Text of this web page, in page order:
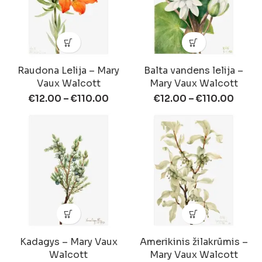
Raudona Lelija – Mary
Vaux Walcott
€12.00 –€110.00
Balta vandens lelija –
Mary Vaux Walcott
€12.00 –€110.00
Kadagys – Mary Vaux
Walcott
Amerikinis žilakrūmis –
Mary Vaux Walcott